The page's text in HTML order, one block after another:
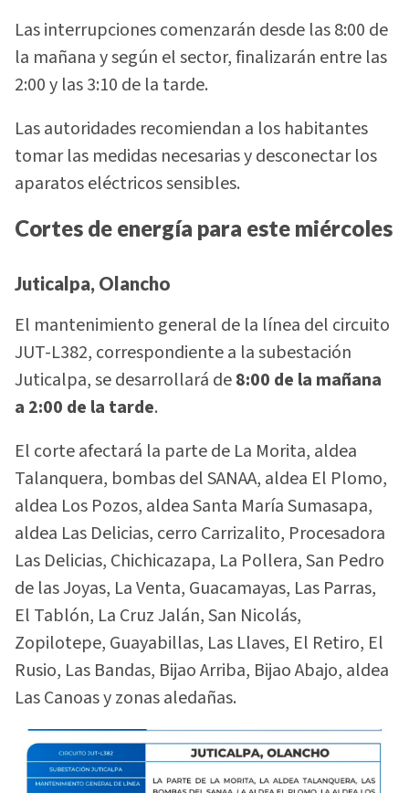
Las interrupciones comenzarán desde las 8:00 de
la mañana y según el sector, finalizarán entre las
2:00 y las 3:10 de la tarde.
Las autoridades recomiendan a los habitantes
tomar las medidas necesarias y desconectar los
aparatos eléctricos sensibles.
Cortes de energía para este miércoles
Juticalpa, Olancho
El mantenimiento general de la línea del circuito
JUT-L382, correspondiente a la subestación
Juticalpa, se desarrollará de8:00 de la mañana
a 2:00 de la tarde.
El corte afectará la parte de La Morita, aldea
Talanquera, bombas del SANAA, aldea El Plomo,
aldea Los Pozos, aldea Santa María Sumasapa,
aldea Las Delicias, cerro Carrizalito, Procesadora
Las Delicias, Chichicazapa, La Pollera, San Pedro
de las Joyas, La Venta, Guacamayas, Las Parras,
El Tablón, La Cruz Jalán, San Nicolás,
Zopilotepe, Guayabillas, Las Llaves, El Retiro, El
Rusio, Las Bandas, Bijao Arriba, Bijao Abajo, aldea
Las Canoas y zonas aledañas.